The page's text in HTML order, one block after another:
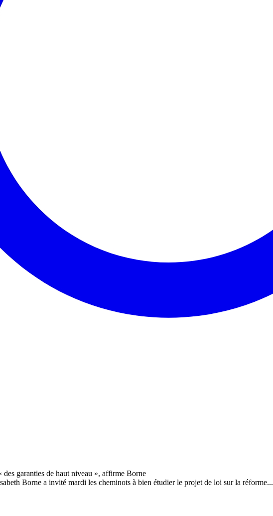
Borne a invité mardi les cheminots à bien étudier le projet de loi sur la réforme...